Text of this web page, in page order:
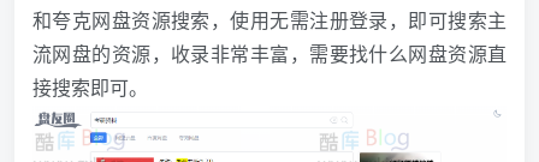
和夸克网盘资源搜索，使用无需注册登录，即可搜索主
流网盘的资源，收录非常丰富，需要找什么网盘资源直
接搜索即可。